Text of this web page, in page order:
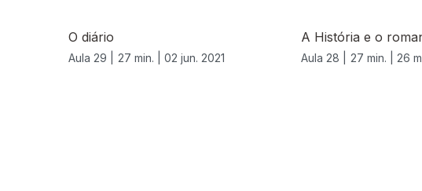
O diário
Aula 29 | 27 min. | 02 jun. 2021
A História e o
Aula 28 | 27 min. | 26